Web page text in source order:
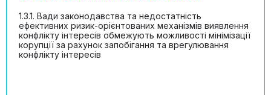
1.3.1. Вади законодавства та недостатність
ефективних ризик-орієнтованих механізмів виявлення
конфлікту інтересів обмежують можливості мінімізації
корупції за рахунок запобігання та врегулювання
конфлікту інтересів